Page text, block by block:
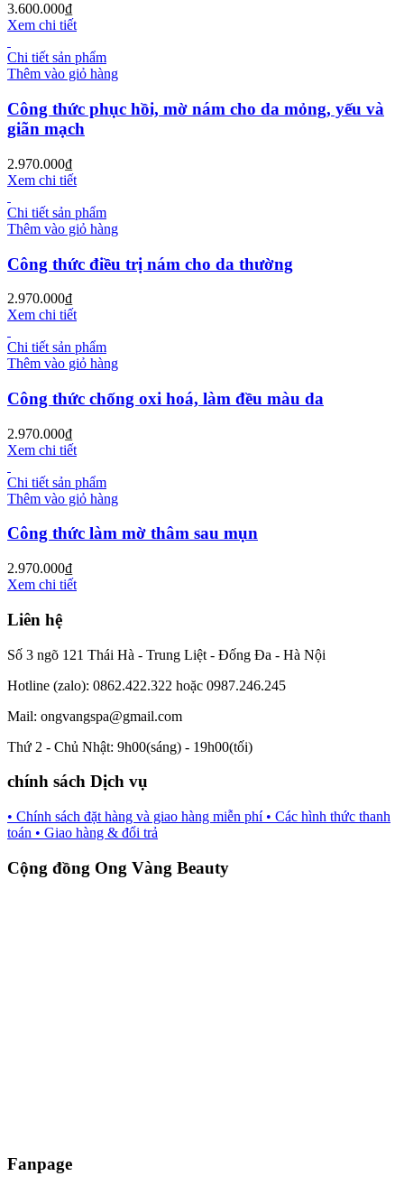
3.600.000₫
Xem chi tiết
Chi tiết sản phẩm
Thêm vào giỏ hàng
Công thức phục hồi, mờ nám cho da mỏng, yếu và
giãn mạch
2.970.000₫
Xem chi tiết
Chi tiết sản phẩm
Thêm vào giỏ hàng
Công thức điều trị nám cho da thường
2.970.000₫
Xem chi tiết
Chi tiết sản phẩm
Thêm vào giỏ hàng
Công thức chống oxi hoá, làm đều màu da
2.970.000₫
Xem chi tiết
Chi tiết sản phẩm
Thêm vào giỏ hàng
Công thức làm mờ thâm sau mụn
2.970.000₫
Xem chi tiết
Liên hệ
Số 3 ngõ 121 Thái Hà - Trung Liệt - Đống Đa - Hà Nội
Hotline (zalo): 0862.422.322 hoặc 0987.246.245
Mail: ongvangspa@gmail.com
Thứ 2 - Chủ Nhật: 9h00(sáng) - 19h00(tối)
chính sách Dịch vụ
• Chính sách đặt hàng và giao hàng miễn phí • Các hình thức thanh
toán • Giao hàng & đổi trả
Cộng đồng Ong Vàng Beauty
Fanpage